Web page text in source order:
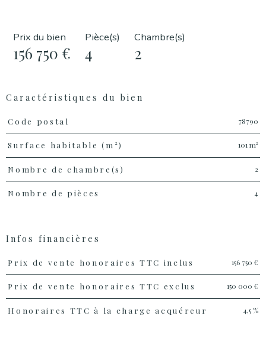
Prix du bien
156 750 €
Pièce(s)
4
Chambre(s)
2
Caractéristiques du bien
Caractéristiques Valeurs
Code postal 78790
Surface habitable (m²) 101 m²
Nombre de chambre(s) 2
Nombre de pièces 4
Infos financières
Caractéristiques Valeurs
Prix de vente honoraires TTC inclus 156 750 €
Prix de vente honoraires TTC exclus 150 000 €
Honoraires TTC à la charge acquéreur 4,5 %